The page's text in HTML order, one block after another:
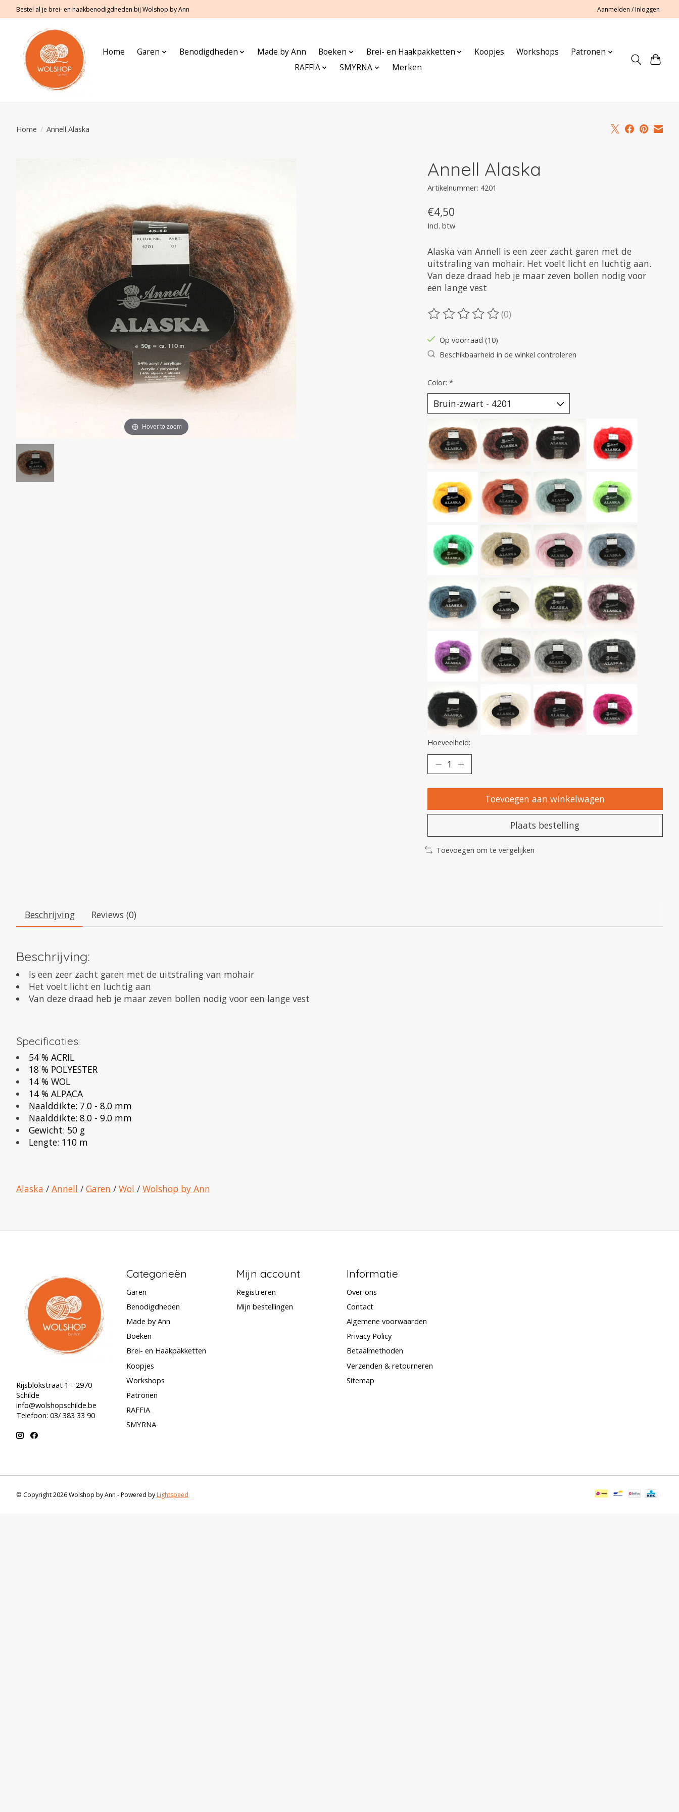
Bestel al je brei- en haakbenodigdheden bij Wolshop by Ann Aanmelden / Inloggen
Home Garen Benodigdheden Made by Ann Boeken Brei- en Haakpakketten Koopjes Workshops
Patronen
RAFFIA
SMYRNA Merken
Home / Annell Alaska
Hover to zoom
Annell Alaska
Artikelnummer: 4201
€4,50
Incl. btw
Alaska van Annell is een zeer zacht garen met de
uitstraling van mohair. Het voelt licht en luchtig aan.
Van deze draad heb je maar zeven bollen nodig voor
een lange vest
De beoordeling van dit product is
(0)
Op voorraad (10)
Beschikbaarheid in de winkel controleren
Color: *
Hoeveelheid:
Toevoegen aan winkelwagen
Plaats bestelling
Toevoegen om te vergelijken
Beschrijving Reviews (0)
Beschrijving:
Is een zeer zacht garen met de uitstraling van mohair
Het voelt licht en luchtig aan
Van deze draad heb je maar zeven bollen nodig voor een lange vest
Specificaties:
54 % ACRIL
18 % POLYESTER
14 % WOL
14 % ALPACA
Naalddikte: 7.0 - 8.0 mm
Naalddikte: 8.0 - 9.0 mm
Gewicht: 50 g
Lengte: 110 m
Alaska / Annell / Garen / Wol / Wolshop by Ann
Rijsblokstraat 1 - 2970
Schilde
info@wolshopschilde.be
Telefoon: 03/ 383 33 90
Categorieën
Garen
Benodigdheden
Made by Ann
Boeken
Brei- en Haakpakketten
Koopjes
Workshops
Patronen
RAFFIA
SMYRNA
Mijn account
Registreren
Mijn bestellingen
Informatie
Over ons
Contact
Algemene voorwaarden
Privacy Policy
Betaalmethoden
Verzenden & retourneren
Sitemap
© Copyright 2026 Wolshop by Ann - Powered byLightspeed